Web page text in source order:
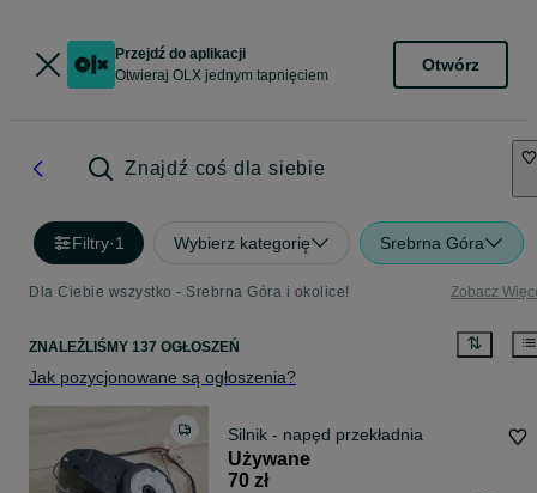
Przejdź do aplikacji
Otwieraj OLX jednym tapnięciem
Otwórz
Znajdź coś dla siebie
Filtry·1 Wybierz kategorię Srebrna Góra
Dla Ciebie wszystko - Srebrna Góra i okolice! Zobacz
ZNALEŹLIŚMY 137 OGŁOSZEŃ
Jak pozycjonowane są ogłoszenia?
Silnik - napęd przekładnia
Używane
70 zł